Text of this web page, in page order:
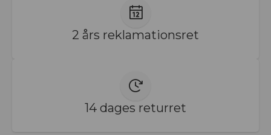
2 års reklamationsret
14 dages returret